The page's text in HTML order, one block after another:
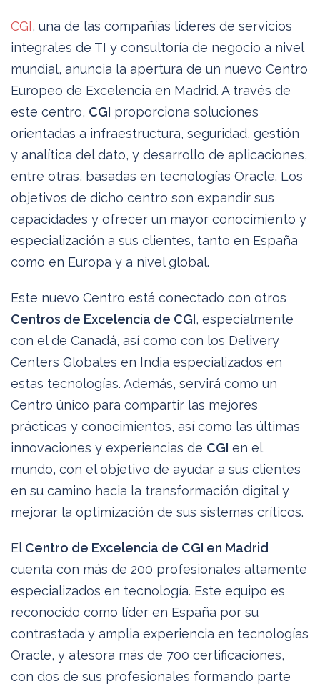
CGI, una de las compañías líderes de servicios
integrales de TI y consultoría de negocio a nivel
mundial, anuncia la apertura de un nuevo Centro
Europeo de Excelencia en Madrid. A través de
este centro, CGI proporciona soluciones
orientadas a infraestructura, seguridad, gestión
y analítica del dato, y desarrollo de aplicaciones,
entre otras, basadas en tecnologías Oracle. Los
objetivos de dicho centro son expandir sus
capacidades y ofrecer un mayor conocimiento y
especialización a sus clientes, tanto en España
como en Europa y a nivel global.
Este nuevo Centro está conectado con otros
Centros de Excelencia de CGI, especialmente
con el de Canadá, así como con los Delivery
Centers Globales en India especializados en
estas tecnologías. Además, servirá como un
Centro único para compartir las mejores
prácticas y conocimientos, así como las últimas
innovaciones y experiencias de CGI en el
mundo, con el objetivo de ayudar a sus clientes
en su camino hacia la transformación digital y
mejorar la optimización de sus sistemas críticos.
El Centro de Excelencia de CGI en Madrid
cuenta con más de 200 profesionales altamente
especializados en tecnología. Este equipo es
reconocido como líder en España por su
contrastada y amplia experiencia en tecnologías
Oracle, y atesora más de 700 certificaciones,
con dos de sus profesionales formando parte